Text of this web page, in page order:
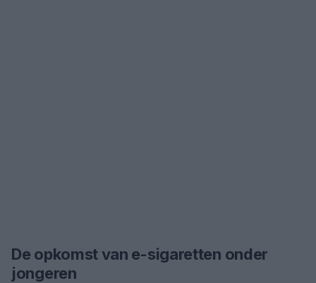
De opkomst van e-sigaretten onder
jongeren